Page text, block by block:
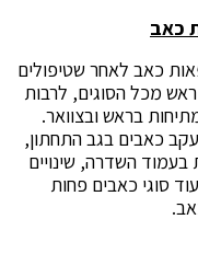
כאב
כאב לאחר שטיפולים
ראש מכל הסוגים, לרבות
בראש ובצוואר.
כאבים בגב התחתון,
השדרה, שינויים
סוגי כאבים פחות